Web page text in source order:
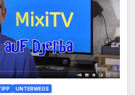
UNTERWEGS